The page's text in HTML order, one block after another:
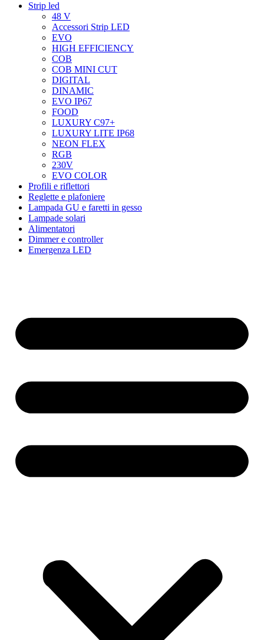
Strip led
48 V
Accessori Strip LED
EVO
HIGH EFFICIENCY
COB
COB MINI CUT
DIGITAL
DINAMIC
EVO IP67
FOOD
LUXURY C97+
LUXURY LITE IP68
NEON FLEX
RGB
230V
EVO COLOR
Profili e riflettori
Reglette e plafoniere
Lampada GU e faretti in gesso
Lampade solari
Alimentatori
Dimmer e controller
Emergenza LED